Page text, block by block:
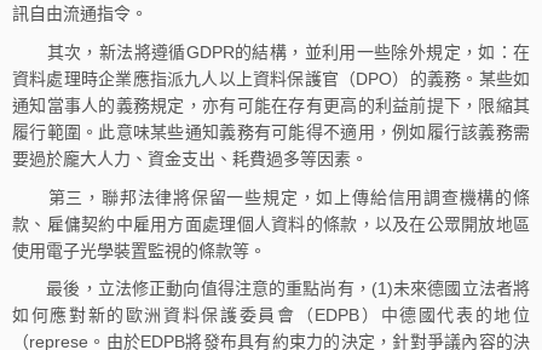
訊自由流通指令。
其次，新法將遵循GDPR的結構，並利用一些除外規定，如：在
資料處理時企業應指派九人以上資料保護官（DPO）的義務。某些如
通知當事人的義務規定，亦有可能在存有更高的利益前提下，限縮其
履行範圍。此意味某些通知義務有可能得不適用，例如履行該義務需
要過於龐大人力、資金支出、耗費過多等因素。
第三，聯邦法律將保留一些規定，如上傳給信用調查機構的條
款、雇傭契約中雇用方面處理個人資料的條款，以及在公眾開放地區
使用電子光學裝置監視的條款等。
最後，立法修正動向值得注意的重點尚有，(1)未來德國立法者將
如何應對新的歐洲資料保護委員會（EDPB）中德國代表的地位
（represe。由於EDPB將發布具有約束力的決定，針對爭議內容的決